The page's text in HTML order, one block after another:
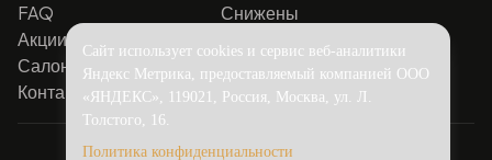
FAQ
Акции
Салоны
Контакты
Снижены
Сайт использует cookies и сервис веб-аналитики
Яндекс Метрика, предоставляемый компанией ООО
«ЯНДЕКС», 119021, Россия, Москва, ул. Л.
Толстого, 16.
Политика конфиденциальности